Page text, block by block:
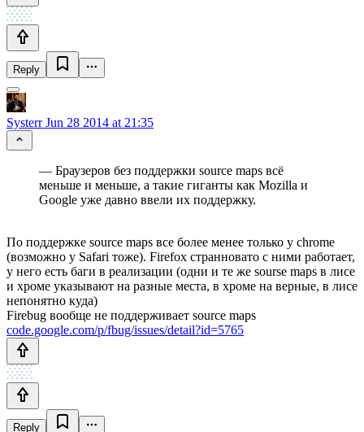
Reply
SysterrJun 28 2014 at 21:35
— Браузеров без поддержки source maps всё
меньше и меньше, а такие гиганты как Mozilla и
Google уже давно ввели их поддержку.
По поддержке source maps все более менее только у chrome
(возможно у Safari тоже). Firefox странновато с ними работает,
у него есть баги в реализации (одни и те же sourse maps в лисе
и хроме указывают на разные места, в хроме на верные, в лисе
непонятно куда)
Firebug вообще не поддерживает source maps
code.google.com/p/fbug/issues/detail?id=5765
Reply